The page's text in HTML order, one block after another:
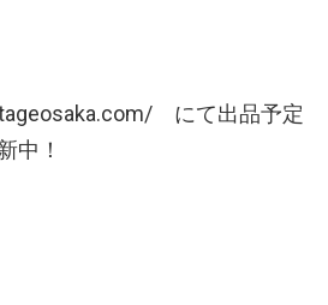
にて出品予定
中！